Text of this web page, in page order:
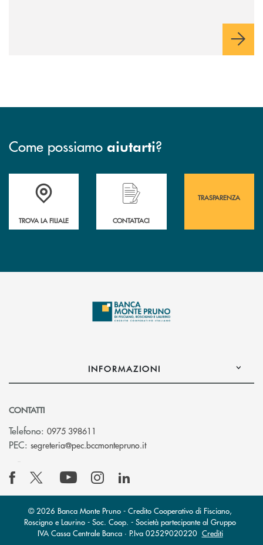
Come possiamo aiutarti?
Accedi all' elenco completo&nbsp; delle&nbsp; filiali&nbsp; di Banca
TROVA LA FILIALE
Hai bisogno di assistenza immediata?
CONTATTACI
TRASPARENZA
INFORMAZIONI
CONTATTI
Telefono: 0975 398611
PEC: segreteria@pec.bccmontepruno.it(si apre l’app di posta
© 2026 Banca Monte Pruno - Credito Cooperativo di Fisciano,
Roscigno e Laurino - Soc. Coop. - Società partecipante al Gruppo
IVA Cassa Centrale Banca · P.Iva 02529020220 Crediti